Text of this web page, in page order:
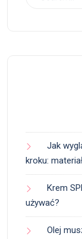
Jak
kroku:
Krem
używać?
Olej